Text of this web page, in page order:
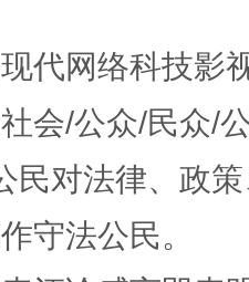
代网络科技影
会/公众/民众/
民对法律、政
守法公民。